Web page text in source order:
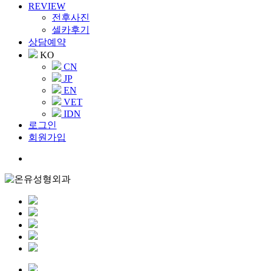
REVIEW
전후사진
셀카후기
상담예약
KO
CN
JP
EN
VET
IDN
로그인
회원가입